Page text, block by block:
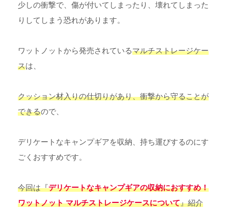
少しの衝撃で、傷が付いてしまったり、壊れてしまった
りしてしまう恐れがあります。
ワットノットから発売されているマルチストレージケー
スは、
クッション材入りの仕切りがあり、衝撃から守ることが
できるので、
デリケートなキャンプギアを収納、持ち運びするのにす
ごくおすすめです。
今回は『デリケートなキャンプギアの収納におすすめ！
ワットノット マルチストレージケースについて』紹介